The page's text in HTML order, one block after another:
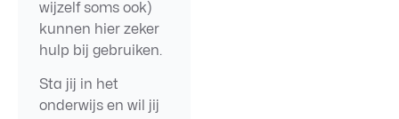
wijzelf soms ook)
kunnen hier zeker
hulp bij gebruiken.
Sta jij in het
onderwijs en wil jij